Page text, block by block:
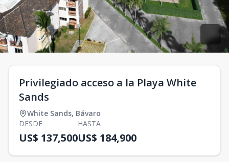
Privilegiado acceso a la Playa White
Sands
White Sands, Bávaro
DESDE
US$ 137,500
HASTA
US$ 184,900